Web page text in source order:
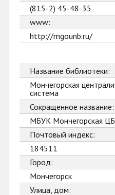
(815-2) 45-48-35
www:
http://mgounb.ru/
Название библиотеки:
Мончегорская
система
Сокращенное название:
МБУК Мончегорская
Почтовый индекс:
184511
Город:
Мончегорск
Улица, дом: